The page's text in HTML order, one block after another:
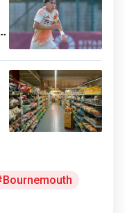
Bournemouth